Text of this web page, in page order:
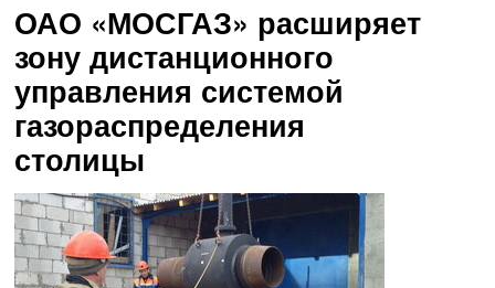
ОАО «МОСГАЗ» расширяет
зону дистанционного
управления системой
газораспределения
столицы